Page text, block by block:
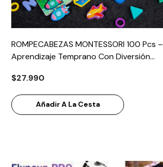
ROMPECABEZAS MONTESSORI 100 Pcs –
Aprendizaje Temprano Con Diversión
$27.990
Añadir A La Cesta